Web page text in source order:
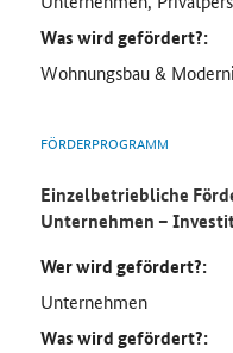
Was wird gefördert?:
Wohnungsbau &
FÖRDERPROGRAMM
Einzelbetriebliche
Unternehmen –
Wer wird gefördert?:
Unternehmen
Was wird gefördert?: